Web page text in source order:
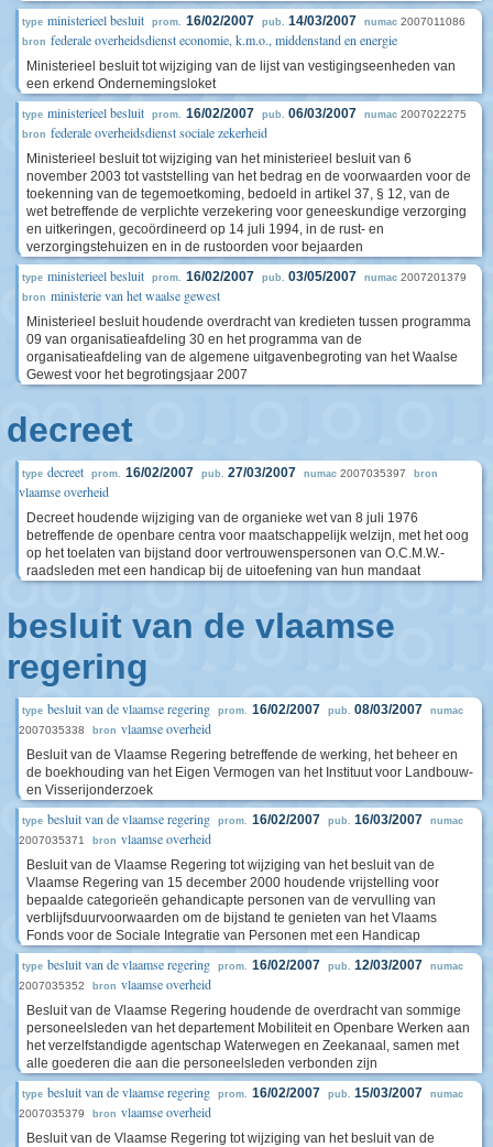
type ministerieel besluit prom. 16/02/2007 pub. 14/03/2007 numac 2007011086
bron federale overheidsdienst economie, k.m.o., middenstand en energie
Ministerieel besluit tot wijziging van de lijst van vestigingseenheden van
een erkend Ondernemingsloket
type ministerieel besluit prom. 16/02/2007 pub. 06/03/2007 numac 2007022275
bron federale overheidsdienst sociale zekerheid
Ministerieel besluit tot wijziging van het ministerieel besluit van 6
november 2003 tot vaststelling van het bedrag en de voorwaarden voor de
toekenning van de tegemoetkoming, bedoeld in artikel 37, § 12, van de
wet betreffende de verplichte verzekering voor geneeskundige verzorging
en uitkeringen, gecoördineerd op 14 juli 1994, in de rust- en
verzorgingstehuizen en in de rustoorden voor bejaarden
type ministerieel besluit prom. 16/02/2007 pub. 03/05/2007 numac 2007201379
bron ministerie van het waalse gewest
Ministerieel besluit houdende overdracht van kredieten tussen programma
09 van organisatieafdeling 30 en het programma van de
organisatieafdeling van de algemene uitgavenbegroting van het Waalse
Gewest voor het begrotingsjaar 2007
decreet
type decreet prom. 16/02/2007 pub. 27/03/2007 numac 2007035397 bron
vlaamse overheid
Decreet houdende wijziging van de organieke wet van 8 juli 1976
betreffende de openbare centra voor maatschappelijk welzijn, met het oog
op het toelaten van bijstand door vertrouwenspersonen van O.C.M.W.-
raadsleden met een handicap bij de uitoefening van hun mandaat
besluit van de vlaamse
regering
type besluit van de vlaamse regering prom. 16/02/2007 pub. 08/03/2007 numac
2007035338 bron vlaamse overheid
Besluit van de Vlaamse Regering betreffende de werking, het beheer en
de boekhouding van het Eigen Vermogen van het Instituut voor Landbouw-
en Visserijonderzoek
type besluit van de vlaamse regering prom. 16/02/2007 pub. 16/03/2007 numac
2007035371 bron vlaamse overheid
Besluit van de Vlaamse Regering tot wijziging van het besluit van de
Vlaamse Regering van 15 december 2000 houdende vrijstelling voor
bepaalde categorieën gehandicapte personen van de vervulling van
verblijfsduurvoorwaarden om de bijstand te genieten van het Vlaams
Fonds voor de Sociale Integratie van Personen met een Handicap
type besluit van de vlaamse regering prom. 16/02/2007 pub. 12/03/2007 numac
2007035352 bron vlaamse overheid
Besluit van de Vlaamse Regering houdende de overdracht van sommige
personeelsleden van het departement Mobiliteit en Openbare Werken aan
het verzelfstandigde agentschap Waterwegen en Zeekanaal, samen met
alle goederen die aan die personeelsleden verbonden zijn
type besluit van de vlaamse regering prom. 16/02/2007 pub. 15/03/2007 numac
2007035379 bron vlaamse overheid
Besluit van de Vlaamse Regering tot wijziging van het besluit van de